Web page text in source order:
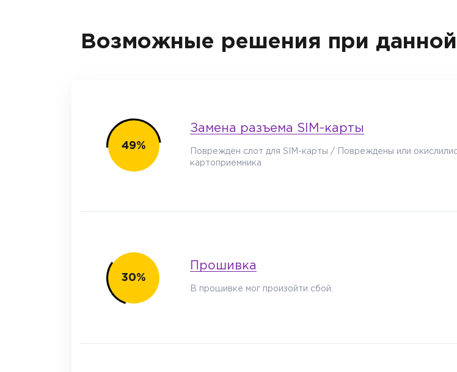
Возможные решения при данной
68%
Замена разъема SIM-карты
Поврежден слот для SIM-карты / Повреждены или
картоприемника
30%
Прошивка
В прошивке мог произойти сбой.